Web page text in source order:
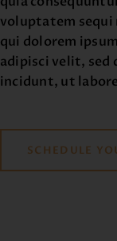
voluptatem sequi
qui dolorem
adipisci velit, sed
incidunt, ut
SCHEDULE